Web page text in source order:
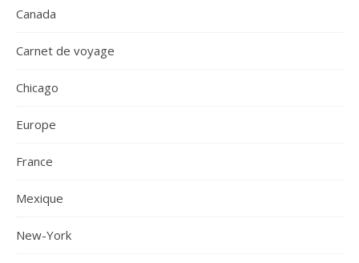
Canada
Carnet de voyage
Chicago
Europe
France
Mexique
New-York